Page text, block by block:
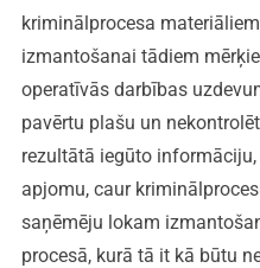
kriminālprocesa
izmantošanai tādiem
operatīvās darbības
pavērtu plašu un
rezultātā iegūto
apjomu, caur
saņēmēju lokam
procesā, kurā tā it kā būtu